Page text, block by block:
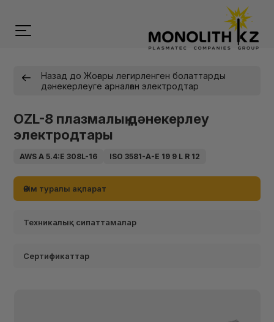
Назад до Жоғары легирленген болаттарды
дәнекерлеуге арналған электродтар
OZL-8 плазмалық дәнекерлеу
электродтары
AWS A 5.4:E 308L-16 ISO 3581-A-E 19 9 L R 12
Өнім туралы ақпарат
Техникалық сипаттамалар
Сертификаттар